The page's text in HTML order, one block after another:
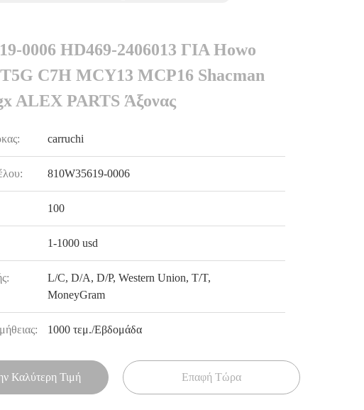
0006 HD469-2406013 ΓΙΑ Howo
C7H MCY13 MCP16 Shacman
ALEX PARTS Άξονας
carruchi
810W35619-0006
100
1-1000 usd
L/C, D/A, D/P, Western Union, T/T,
MoneyGram
1000 τεμ./Εβδομάδα
Καλύτερη Τιμή Επαφή Τώρα